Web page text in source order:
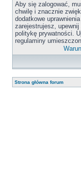
Aby się zalogować,
chwilę i znacznie
dodatkowe
zarejestrujesz,
politykę prywatności.
regulaminy
Strona główna forum